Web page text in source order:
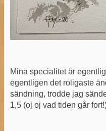
Mina specialitet är
egentligen det roligaste
sändning, trodde jag
1,5 (oj oj vad tiden går